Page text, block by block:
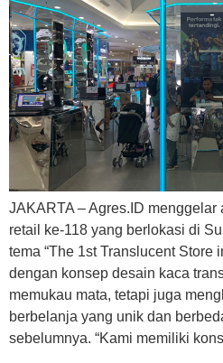
JAKARTA – Agres.ID
retail ke-118 yang berlokasi di
tema “The 1st Translucent Store
dengan konsep desain kaca
memukau mata, tetapi juga
berbelanja yang unik dan
sebelumnya. “Kami memiliki